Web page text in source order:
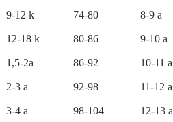
9-12 k 74-80 8-9 a
12-18 k 80-86 9-10 a
1,5-2a 86-92 10-11 a
2-3 a 92-98 11-12 a
3-4 a 98-104 12-13 a